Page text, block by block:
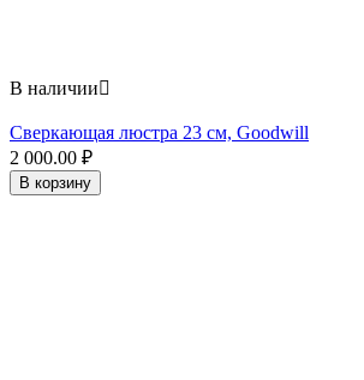
В наличии
Сверкающая люстра 23 см, Goodwill
2 000.00 ₽
В корзину